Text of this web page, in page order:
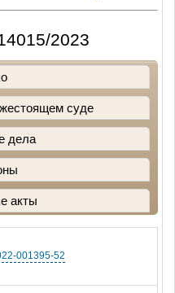
2023
суде
дела
акты
001395-52